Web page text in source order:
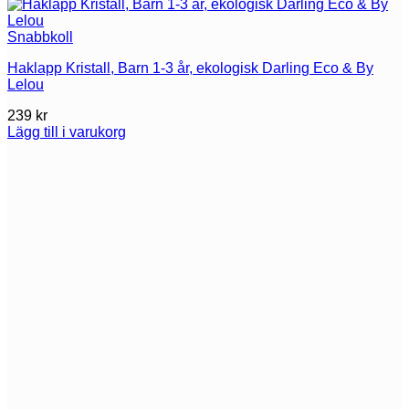
Snabbkoll
Haklapp Kristall, Barn 1-3 år, ekologisk Darling Eco & By
Lelou
239 kr
Lägg till i varukorg